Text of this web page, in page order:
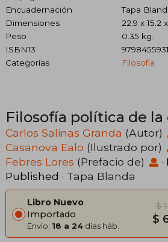
Encuadernación
Tapa
Dimensiones
22.9 x 15.2
Peso
0.35 kg.
ISBN13
Categorías
Filosofía
Filosofía política de la
Carlos Salinas Granda (Autor)
Casanova Ealo (Ilustrado por)
Febres Lores (Prefacio de) ·
Published · Tapa Blanda
Libro Nuevo
Importado
Envío: 18 a 24 días háb.
$
$